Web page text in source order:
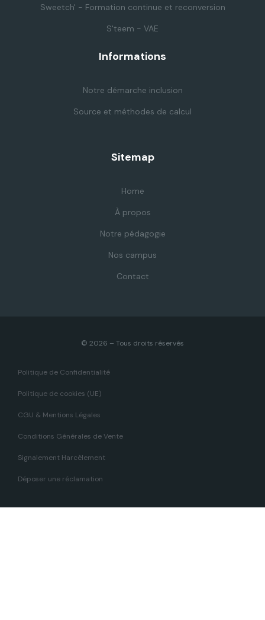
Sweetch' - Formation continue et reconversion
S'teem - VAE
Informations
Notre démarche inclusion
Source et méthodes de calcul
Sitemap
Home
À propos
Notre pédagogie
Nos campus
Contact
© 2026 – Tous droits réservés
Politique de Confidentialité
Politique de cookies (UE)
CGU & Mentions Légales
Conditions Générales de Vente
Signalement Harcèlement
Déposer une réclamation